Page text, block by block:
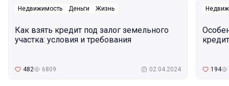
Недвижимость Деньги Жизнь
Как взять кредит под залог земельного
участка: условия и требования
482 6809 02.04.2024 194